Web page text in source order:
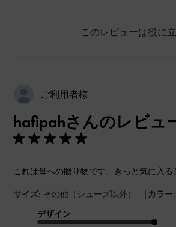
このレビューは役に
ご利用者様
hafipahさんのレビュ
これは母への贈り物です、きっと気に入
サイズ: その他（シューズ以外） | カラー:
デザイン